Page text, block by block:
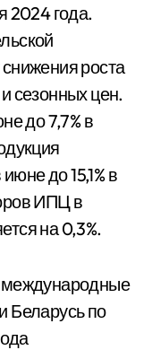
2024 года.
роста
сезонных цен.
до 7,7% в
до 15,1% в
ИПЦ в
на 0,3%.
Беларусь по